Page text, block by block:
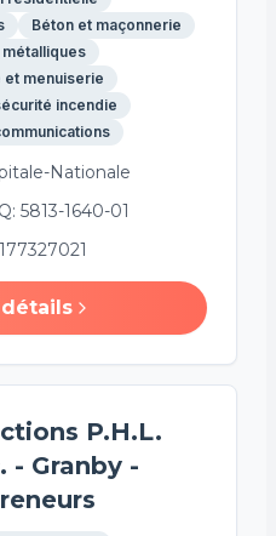
Béton et maçonnerie
et menuiserie
incendie
Nationale
: 5813-1640-01
P.H.L.
- Granby -